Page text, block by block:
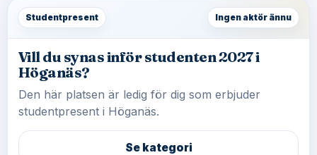
Studentpresent Ingen aktör ännu
Vill du synas inför studenten 2027 i
Höganäs?
Den här platsen är ledig för dig som erbjuder
studentpresent i Höganäs.
Se kategori